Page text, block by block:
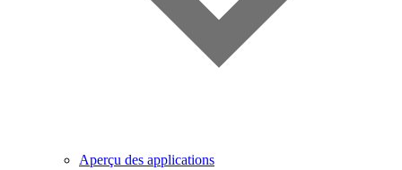
Aperçu des applications